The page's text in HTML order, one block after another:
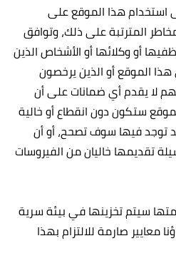
استخدام هذا الموقع على
المترتبة على ذلك، وتوافق
أو وكلائها أو الأشخاص الذين
الموقع أو الذين يرخصون
لا يقدم أي ضمانات على أن
ستكون دون انقطاع أو خالية
توجد فيها سوف تصحح، أو أن
تقديمها خاليان من الفيروسات
سيتم تخزينها في بيئة سرية
معايير صارمة للالتزام بهذا